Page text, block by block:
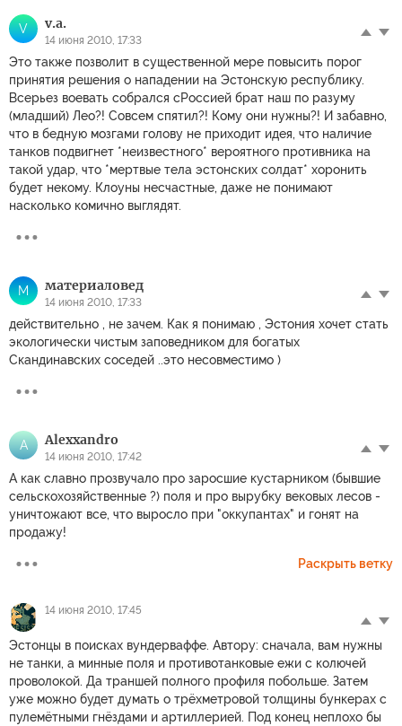
V v.a.
14 июня 2010, 17:33
Это также позволит в существенной мере повысить порог
принятия решения о нападении на Эстонскую республику.
Всерьез воевать собрался сРоссией брат наш по разуму
(младший) Лео?! Совсем спятил?! Кому они нужны?! И забавно,
что в бедную мозгами голову не приходит идея, что наличие
танков подвигнет *неизвестного* вероятного противника на
такой удар, что *мертвые тела эстонских солдат* хоронить
будет некому. Клоуны несчастные, даже не понимают
насколько комично выглядят.
М материаловед
14 июня 2010, 17:33
действительно , не зачем. Как я понимаю , Эстония хочет стать
экологически чистым заповедником для богатых
Скандинавских соседей ..это несовместимо )
A Alexxandro
14 июня 2010, 17:42
А как славно прозвучало про заросшие кустарником (бывшие
сельскохозяйственные ?) поля и про вырубку вековых лесов -
уничтожают все, что выросло при "оккупантах" и гонят на
продажу!
Раскрыть ветку
14 июня 2010, 17:45
Эстонцы в поисках вундерваффе. Автору: сначала, вам нужны
не танки, а минные поля и противотанковые ежи с колючей
проволокой. Да траншей полного профиля побольше. Затем
уже можно будет думать о трёхметровой толщины бункерах с
пулемётными гнёздами и артиллерией. Под конец неплохо бы